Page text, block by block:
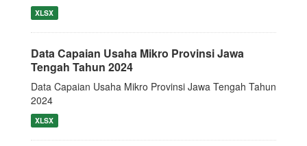
XLSX
Data Capaian Usaha Mikro Provinsi Jawa
Tengah Tahun 2024
Data Capaian Usaha Mikro Provinsi Jawa Tengah Tahun
2024
XLSX